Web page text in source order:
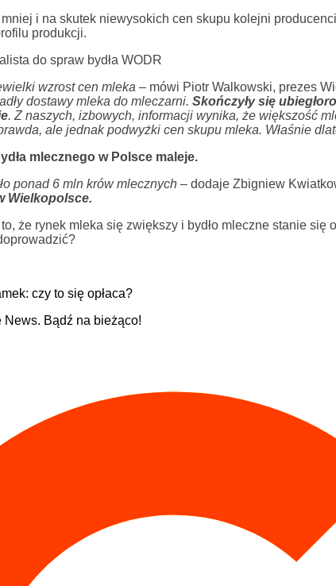
i na skutek niewysokich cen skupu kolejni
produkcji.
do spraw bydła WODR
wzrost cen mleka – mówi Piotr Walkowski, prezes
dostawy mleka do mleczarni. Skończyły się
. Z naszych, izbowych, informacji wynika, że większość
ale jednak podwyżki cen skupu mleka. Właśnie
mlecznego w Polsce maleje.
ponad 6 mln krów mlecznych– dodaje Zbigniew
Wielkopolsce.
że rynek mleka się zwiększy i bydło mleczne stanie się
czy to się opłaca?
Bądź na bieżąco!